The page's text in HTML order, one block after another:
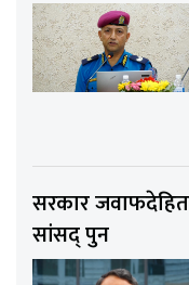
सरकार
सांसद् पुन